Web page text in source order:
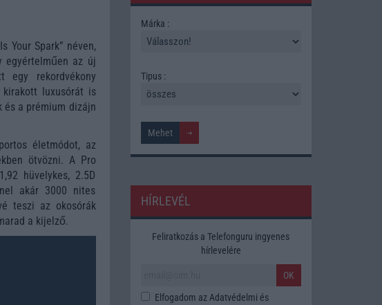
Your Spark” néven,
egyértelműen az új
rekordvékony
kirakott luxusórát is
és a prémium dizájn
életmódot, az
ötvözni. A Pro
hüvelykes, 2.5D
akár 3000 nites
teszi az okosórák
a kijelző.
Márka :
Tipus :
HÍRLEVÉL
Feliratkozás a Telefonguru ingyenes
hírlevelére
OK
Elfogadom az Adatvédelmi és